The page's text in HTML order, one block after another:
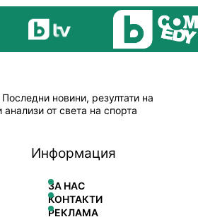
новини, резултати на
от света на спорта
Информация
ЗА НАС
КОНТАКТИ
РЕКЛАМА